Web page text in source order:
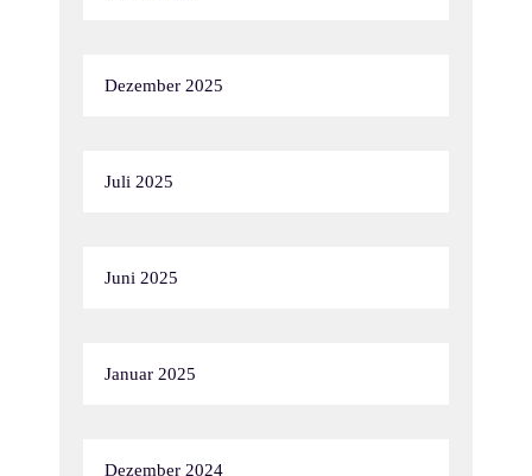
Dezember 2025
Juli 2025
Juni 2025
Januar 2025
Dezember 2024